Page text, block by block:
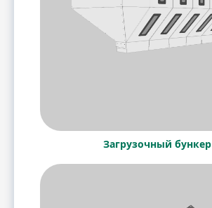
Загрузочный бункер